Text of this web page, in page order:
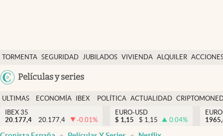
TORMENTA SEGURIDAD JUBILADOS VIVIENDA ALQUILER
Películas y series
Economía y finanzas
Política
Actualidad
Criptomonedas
ULTIMAS
NOTICIAS
ECONOMÍA
FINANZAS
IBEX
EURO
POLÍTICA ACTUALIDAD
IBEX 35
20.177,4
20.177,4 -0.01%
EURO-USD
$ 1,15 $ 1,15 0.04%